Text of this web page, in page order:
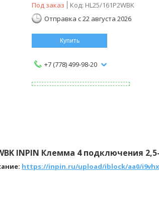
Под заказ Код: HL25/161P2WBK
Отправка с 22 августа 2026
Купить
+7 (778) 499-98-20
INPIN Клемма 4 подключения
https://inpin.ru/upload/iblock/aa0/